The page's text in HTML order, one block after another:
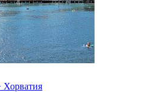
Хорватия